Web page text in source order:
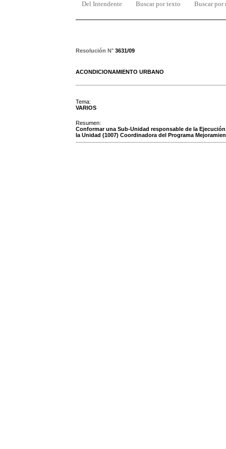
Del Intendente Buscar por texto Buscar por
Resolución N° 3631/09
ACONDICIONAMIENTO URBANO
Tema:
VARIOS
Resumen:
Conformar una Sub-Unidad responsable de la
la Unidad (1007) Coordinadora del Programa